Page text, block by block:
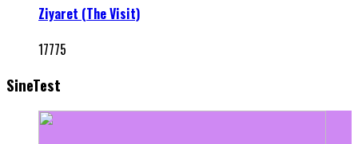
Ziyaret (The Visit)
17775
SineTest